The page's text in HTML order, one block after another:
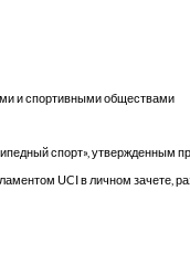
и спортивными обществами
спорт», утвержденным
UCI в личном зачете,